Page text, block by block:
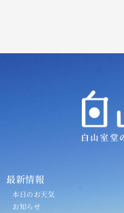
最新情報
本日のお天気
お知らせ